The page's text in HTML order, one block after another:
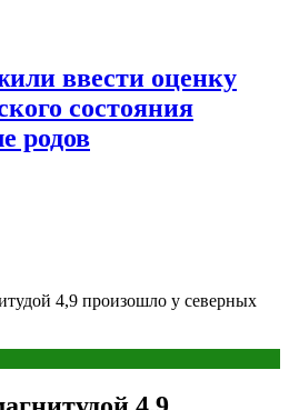
ввести оценку
состояния
родов
4,9 произошло у северных